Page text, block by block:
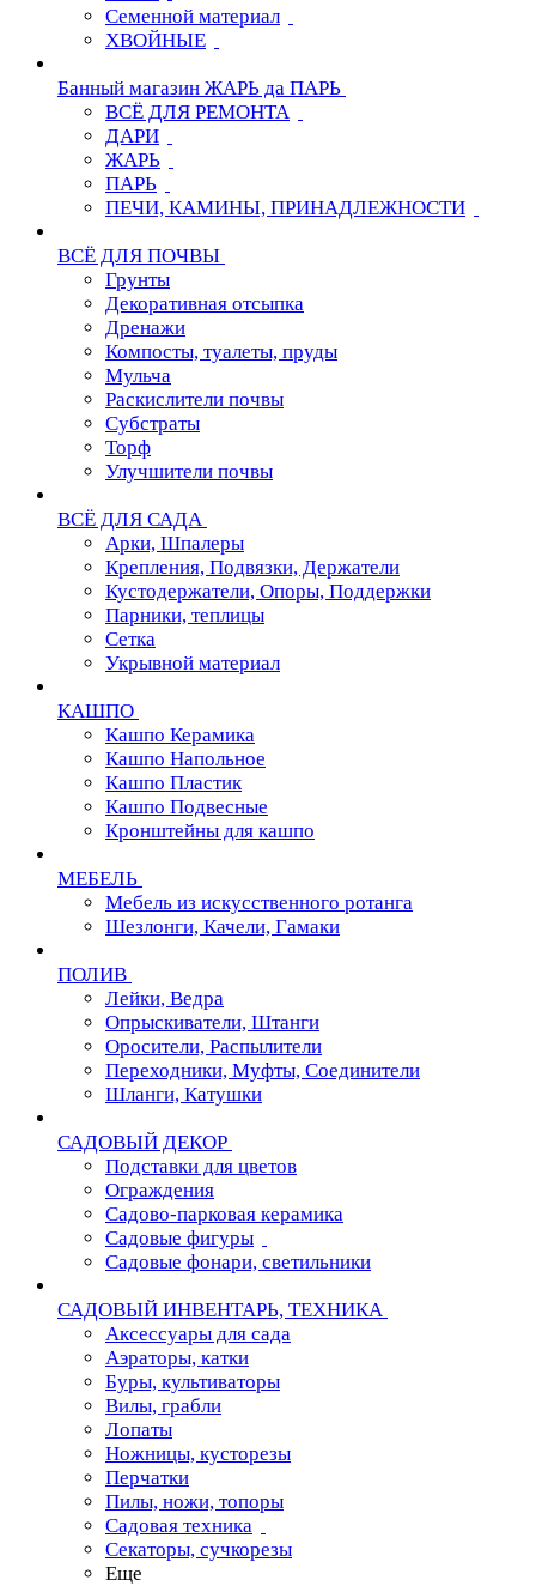
Семенной материал
ХВОЙНЫЕ
Банный магазин ЖАРЬ да ПАРЬ
ВСЁ ДЛЯ РЕМОНТА
ДАРИ
ЖАРЬ
ПАРЬ
ПЕЧИ, КАМИНЫ, ПРИНАДЛЕЖНОСТИ
ВСЁ ДЛЯ ПОЧВЫ
Грунты
Декоративная отсыпка
Дренажи
Компосты, туалеты, пруды
Мульча
Раскислители почвы
Субстраты
Торф
Улучшители почвы
ВСЁ ДЛЯ САДА
Арки, Шпалеры
Крепления, Подвязки, Держатели
Кустодержатели, Опоры, Поддержки
Парники, теплицы
Сетка
Укрывной материал
КАШПО
Кашпо Керамика
Кашпо Напольное
Кашпо Пластик
Кашпо Подвесные
Кронштейны для кашпо
МЕБЕЛЬ
Мебель из искусственного ротанга
Шезлонги, Качели, Гамаки
ПОЛИВ
Лейки, Ведра
Опрыскиватели, Штанги
Оросители, Распылители
Переходники, Муфты, Соединители
Шланги, Катушки
САДОВЫЙ ДЕКОР
Подставки для цветов
Ограждения
Садово-парковая керамика
Садовые фигуры
Садовые фонари, светильники
САДОВЫЙ ИНВЕНТАРЬ, ТЕХНИКА
Аксессуары для сада
Аэраторы, катки
Буры, культиваторы
Вилы, грабли
Лопаты
Ножницы, кусторезы
Перчатки
Пилы, ножи, топоры
Садовая техника
Секаторы, сучкорезы
Еще